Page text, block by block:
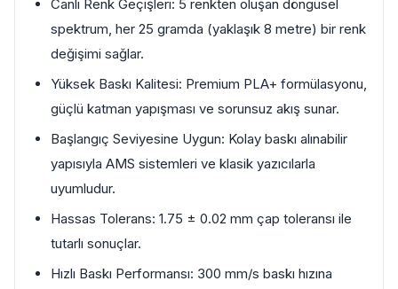
Canlı Renk Geçişleri: 5 renkten oluşan döngüsel
spektrum, her 25 gramda (yaklaşık 8 metre) bir renk
değişimi sağlar.
Yüksek Baskı Kalitesi: Premium PLA+ formülasyonu,
güçlü katman yapışması ve sorunsuz akış sunar.
Başlangıç Seviyesine Uygun: Kolay baskı alınabilir
yapısıyla AMS sistemleri ve klasik yazıcılarla
uyumludur.
Hassas Tolerans: 1.75 ± 0.02 mm çap toleransı ile
tutarlı sonuçlar.
Hızlı Baskı Performansı: 300 mm/s baskı hızına